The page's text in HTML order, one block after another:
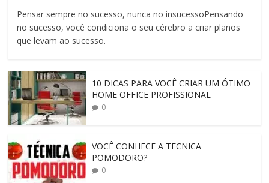
Pensar sempre no sucesso, nunca no insucessoPensando
no sucesso, você condiciona o seu cérebro a criar planos
que levam ao sucesso.
10 DICAS PARA VOCÊ CRIAR UM ÓTIMO
HOME OFFICE PROFISSIONAL
0
VOCÊ CONHECE A TECNICA
POMODORO?
0